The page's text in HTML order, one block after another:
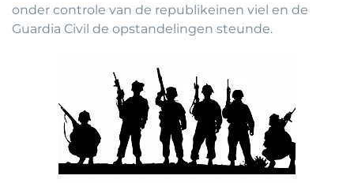
onder controle van de republikeinen viel en de
Guardia Civil de opstandelingen steunde.